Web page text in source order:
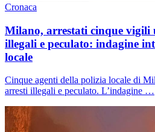
Cronaca
Milano, arrestati cinque vigili
illegali e peculato: indagine
locale
Cinque agenti della polizia locale di
arresti illegali e peculato. L’indagine …